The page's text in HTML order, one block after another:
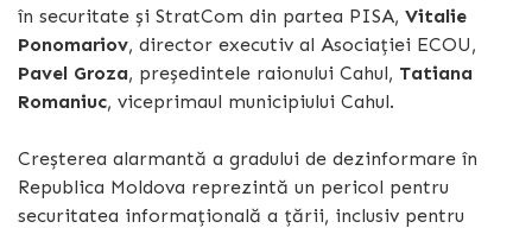
în securitate și StratCom din partea PISA, Vitalie
Ponomariov, director executiv al Asociației ECOU,
Pavel Groza, președintele raionului Cahul, Tatiana
Romaniuc, viceprimaul municipiului Cahul.
Creșterea alarmantă a gradului de dezinformare în
Republica Moldova reprezintă un pericol pentru
securitatea informațională a țării, inclusiv pentru